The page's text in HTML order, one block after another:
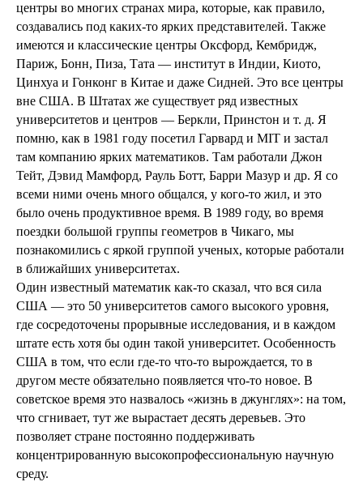
центры во многих странах мира, которые, как правило,
создавались под каких-то ярких представителей. Также
имеются и классические центры Оксфорд, Кембридж,
Париж, Бонн, Пиза, Тата — институт в Индии, Киото,
Цинхуа и Гонконг в Китае и даже Сидней. Это все центры
вне США. В Штатах же существует ряд известных
университетов и центров — Беркли, Принстон и т. д. Я
помню, как в 1981 году посетил Гарвард и МIT и застал
там компанию ярких математиков. Там работали Джон
Тейт, Дэвид Мамфорд, Рауль Ботт, Барри Мазур и др. Я со
всеми ними очень много общался, у кого-то жил, и это
было очень продуктивное время. В 1989 году, во время
поездки большой группы геометров в Чикаго, мы
познакомились с яркой группой ученых, которые работали
в ближайших университетах.
Один известный математик как-то сказал, что вся сила
США — это 50 университетов самого высокого уровня,
где сосредоточены прорывные исследования, и в каждом
штате есть хотя бы один такой университет. Особенность
США в том, что если где-то что-то вырождается, то в
другом месте обязательно появляется что-то новое. В
советское время это назвалось «жизнь в джунглях»: на том,
что сгнивает, тут же вырастает десять деревьев. Это
позволяет стране постоянно поддерживать
концентрированную высокопрофессиональную научную
среду.